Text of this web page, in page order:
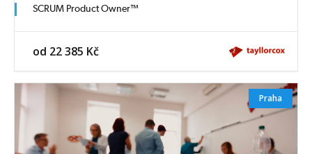
SCRUM Product Owner™
od 22 385 Kč
Praha